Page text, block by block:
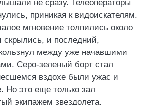
не сразу. Телеоператоры
приникая к видоискателям.
мгновение толпились около
скрылись, и последний,
между уже начавшими
Серо-зеленый борт стал
вздохе были ужас и
Но это еще только зал
экипажем звездолета,